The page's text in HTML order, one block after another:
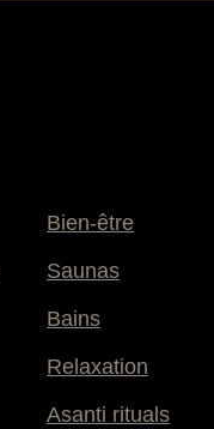
Bien-être
Saunas
Bains
Relaxation
Asanti rituals